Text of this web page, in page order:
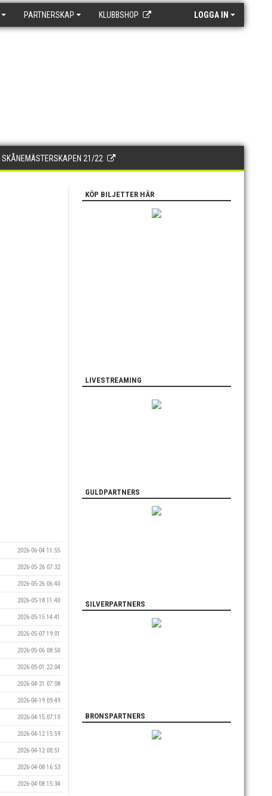
PARTNERSKAP KLUBBSHOP LOGGA IN
SKÅNEMÄSTERSKAPEN 21/22
2026-06-04 11:55
2026-05-26 07:32
2026-05-26 06:40
2026-05-18 11:40
2026-05-15 14:41
2026-05-07 19:01
2026-05-06 08:50
2026-05-01 22:04
2026-04-21 07:08
2026-04-19 09:49
2026-04-15 07:10
2026-04-12 15:59
2026-04-12 00:51
2026-04-08 16:53
2026-04-08 15:34
KÖP BILJETTER HÄR
LIVESTREAMING
GULDPARTNERS
SILVERPARTNERS
BRONSPARTNERS